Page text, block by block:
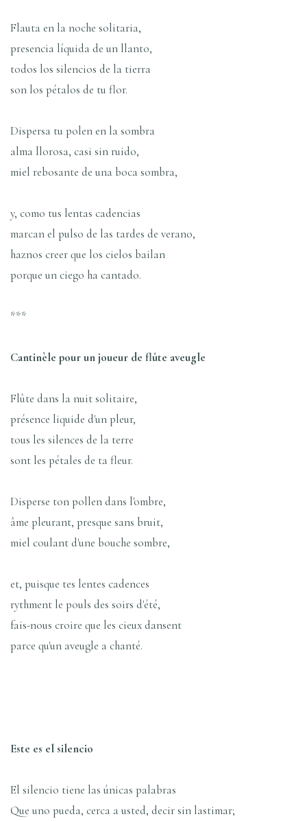
Flauta en la noche solitaria,
presencia líquida de un llanto,
todos los silencios de la tierra
son los pétalos de tu flor.
Dispersa tu polen en la sombra
alma llorosa, casi sin ruido,
miel rebosante de una boca sombra,
y, como tus lentas cadencias
marcan el pulso de las tardes de verano,
haznos creer que los cielos bailan
porque un ciego ha cantado.
***
Cantinèle pour un joueur de flûte aveugle
Flûte dans la nuit solitaire,
présence liquide d'un pleur,
tous les silences de la terre
sont les pétales de ta fleur.
Disperse ton pollen dans l'ombre,
âme pleurant, presque sans bruit,
miel coulant d'une bouche sombre,
et, puisque tes lentes cadences
rythment le pouls des soirs d'été,
fais-nous croire que les cieux dansent
parce qu'un aveugle a chanté.
Este es el silencio
El silencio tiene las únicas palabras
Que uno pueda, cerca a usted, decir sin lastimar;